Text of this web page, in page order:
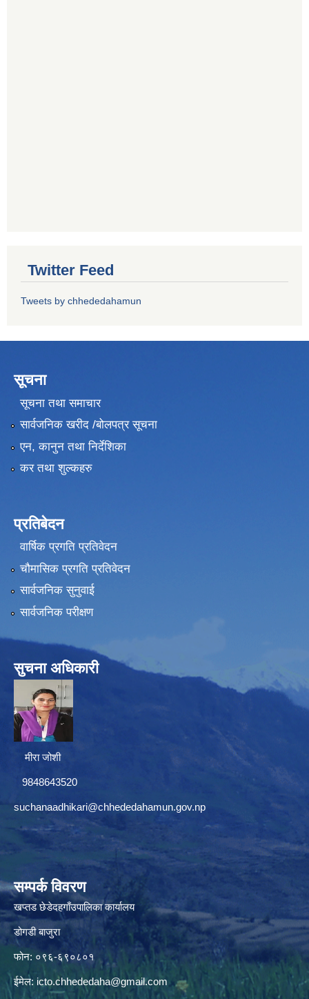
Twitter Feed
Tweets by chhededahamun
सूचना
सूचना तथा समाचार
सार्वजनिक खरीद /बोलपत्र सूचना
एन, कानुन तथा निर्देशिका
कर तथा शुल्कहरु
प्रतिबेदन
वार्षिक प्रगति प्रतिवेदन
चौमासिक प्रगति प्रतिवेदन
सार्वजनिक सुनुवाई
सार्वजनिक परीक्षण
सुचना अधिकारी
मीरा जोशी
9848643520
suchanaadhikari@chhededahamun.gov.np
सम्पर्क विवरण
खप्तड छेडेदहगाँउपालिका कार्यालय
डोगडी बाजुरा
फोन: ०९६-६९०८०१
ईमेल: icto.chhededaha@gmail.com